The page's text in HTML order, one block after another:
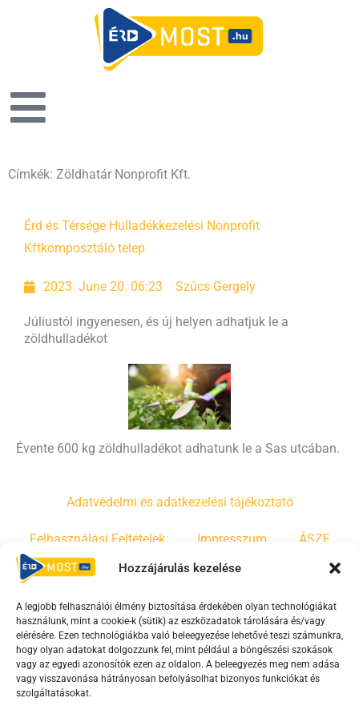
Hozzájárulás kezelése
A legjobb felhasználói élmény biztosítása érdekében olyan technológiákat
használunk, mint a cookie-k (sütik) az eszközadatok tárolására és/vagy
elérésére. Ezen technológiákba való beleegyezése lehetővé teszi számunkra,
hogy olyan adatokat dolgozzunk fel, mint például a böngészési szokások
vagy az egyedi azonosítók ezen az oldalon. A beleegyezés meg nem adása
vagy visszavonása hátrányosan befolyásolhat bizonyos funkciókat és
szolgáltatásokat.
Címkék: Zöldhatár Nonprofit Kft.
Érd és Térsége Hulladékkezelési Nonprofit
Kftkomposztáló telep
2023. June 20. 06:23 Szűcs Gergely
Júliustól ingyenesen, és új helyen adhatjuk le a
zöldhulladékot
Évente 600 kg zöldhulladékot adhatunk le a Sas utcában.
Adatvédelmi és adatkezelési tájékoztató
Felhasználási Feltételek Impresszum ÁSZF
Irányelvek Moderálási szabályzat
F
a
c
e
Y
o
u
t
T
i
k